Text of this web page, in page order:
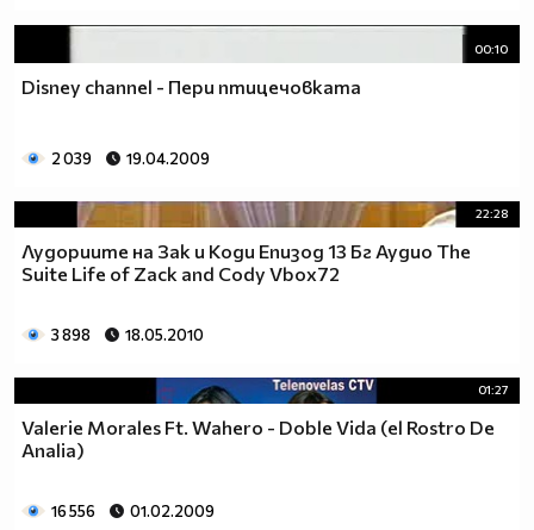
00:10
Disney channel - Пери птицечовката
2 039 19.04.2009
22:28
Лудориите на Зак и Коди Епизод 13 Бг Аудио The
Suite Life of Zack and Cody Vbox72
3 898 18.05.2010
01:27
Valerie Morales Ft. Wahero - Doble Vida (el Rostro De
Analia)
16 556 01.02.2009